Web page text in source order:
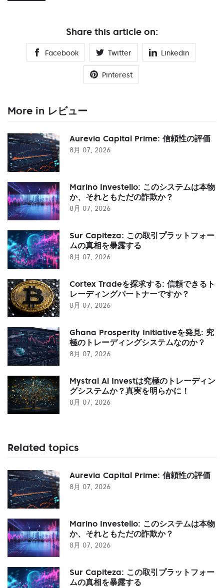
Share this article on:
Facebook Twitter Linkedin
Pinterest
More in レビュー
Aurevia Capital Prime: 信頼性の評価
8月 07, 2026
Marino Investello: このシステムは本物
か、それともただの詐欺か？
8月 07, 2026
Sur Capiteza: この取引プラットフォー
ムの真相を暴露する
8月 07, 2026
Cortex Tradeを探求する: 信頼できるト
レーディングパートナーですか？
8月 07, 2026
Ghana Prosperity Initiativeを発見: 究
極のトレーディングシステムなのか？
8月 07, 2026
Mystral Ai Investは究極のトレーディン
グシステムか？真実を明らかに！
8月 07, 2026
Related topics
Aurevia Capital Prime: 信頼性の評価
8月 07, 2026
Marino Investello: このシステムは本物
か、それともただの詐欺か？
8月 07, 2026
Sur Capiteza: この取引プラットフォー
ムの真相を暴露する